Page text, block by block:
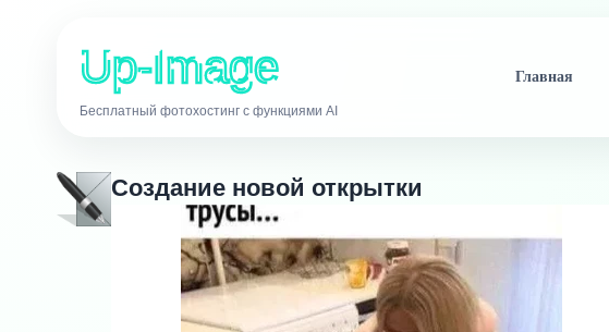
Up-Image
Бесплатный фотохостинг с функциями AI
Главная
Создание новой открытки